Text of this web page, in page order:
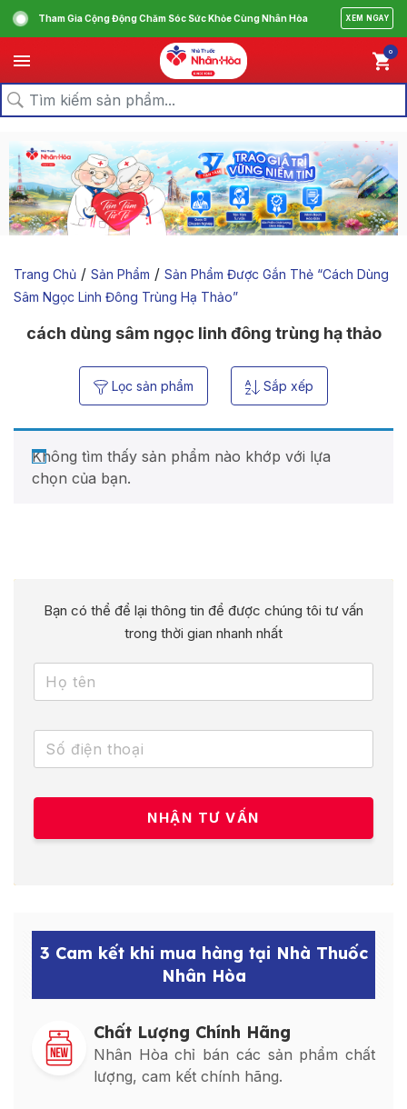
Tham Gia Cộng Động Chăm Sóc Sức Khỏe Cùng Nhân Hòa XEM NGAY
0
Trang Chủ / Sản Phẩm / Sản Phẩm Được Gắn Thẻ “cách Dùng
Sâm Ngọc Linh Đông Trùng Hạ Thảo”
cách dùng sâm ngọc linh đông trùng hạ thảo
Lọc sản phẩm Sắp xếp
Không tìm thấy sản phẩm nào khớp với lựa
chọn của bạn.
Bạn có thể để lại thông tin để được chúng tôi tư vấn
trong thời gian nhanh nhất
3 Cam kết khi mua hàng tại Nhà Thuốc
Nhân Hòa
Chất Lượng Chính Hãng
Nhân Hòa chỉ bán các sản phẩm chất
lượng, cam kết chính hãng.